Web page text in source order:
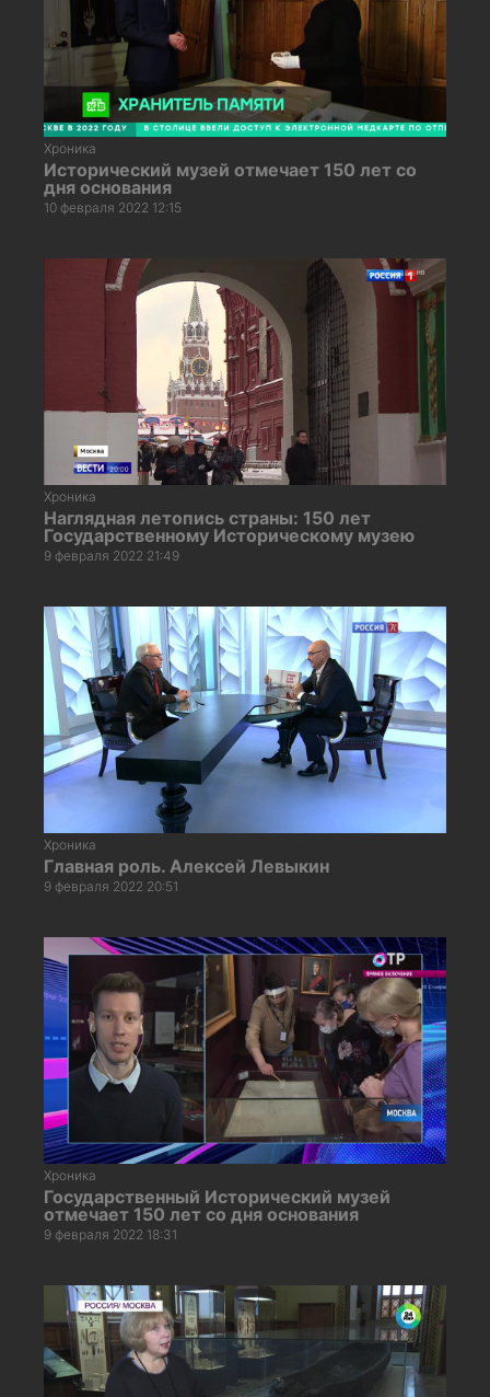
Хроника
Исторический музей отмечает 150 лет со
дня основания
10 февраля 2022 12:15
Хроника
Наглядная летопись страны: 150 лет
Государственному Историческому музею
9 февраля 2022 21:49
Хроника
Главная роль. Алексей Левыкин
9 февраля 2022 20:51
Хроника
Государственный Исторический музей
отмечает 150 лет со дня основания
9 февраля 2022 18:31